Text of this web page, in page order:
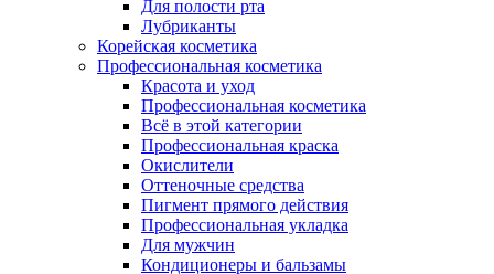
Для полости рта
Лубриканты
Корейская косметика
Профессиональная косметика
Красота и уход
Профессиональная косметика
Всё в этой категории
Профессиональная краска
Окислители
Оттеночные средства
Пигмент прямого действия
Профессиональная укладка
Для мужчин
Кондиционеры и бальзамы